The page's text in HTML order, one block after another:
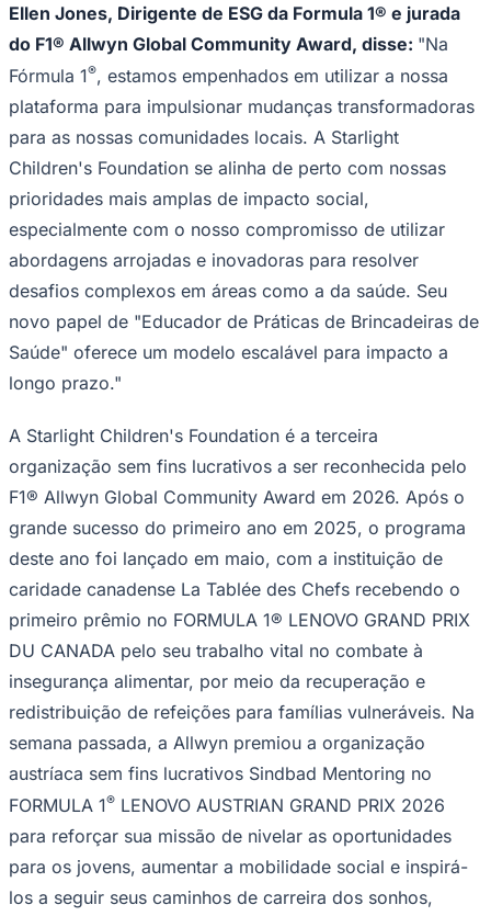
São Paulo
Santos
Ellen Jones, Dirigente de ESG da Formula 1® e jurada
do F1® Allwyn Global Community Award, disse: "Na
Fórmula 1®, estamos empenhados em utilizar a nossa
plataforma para impulsionar mudanças transformadoras
para as nossas comunidades locais. A Starlight
Children's Foundation se alinha de perto com nossas
prioridades mais amplas de impacto social,
especialmente com o nosso compromisso de utilizar
abordagens arrojadas e inovadoras para resolver
desafios complexos em áreas como a da saúde. Seu
novo papel de "Educador de Práticas de Brincadeiras de
Saúde" oferece um modelo escalável para impacto a
longo prazo."
A Starlight Children's Foundation é a terceira
organização sem fins lucrativos a ser reconhecida pelo
F1® Allwyn Global Community Award em 2026. Após o
grande sucesso do primeiro ano em 2025, o programa
deste ano foi lançado em maio, com a instituição de
caridade canadense La Tablée des Chefs recebendo o
primeiro prêmio no FORMULA 1® LENOVO GRAND PRIX
DU CANADA pelo seu trabalho vital no combate à
insegurança alimentar, por meio da recuperação e
redistribuição de refeições para famílias vulneráveis. Na
semana passada, a Allwyn premiou a organização
austríaca sem fins lucrativos Sindbad Mentoring no
FORMULA 1® LENOVO AUSTRIAN GRAND PRIX 2026
para reforçar sua missão de nivelar as oportunidades
para os jovens, aumentar a mobilidade social e inspirá-
los a seguir seus caminhos de carreira dos sonhos,